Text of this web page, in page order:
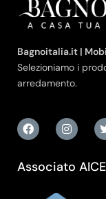
Bagnoitalia.it |
Selezioniamo i
arredamento.
Associato